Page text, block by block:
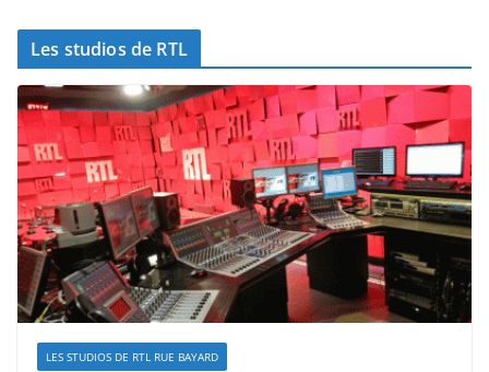
Les studios de RTL
LES STUDIOS DE RTL RUE BAYARD